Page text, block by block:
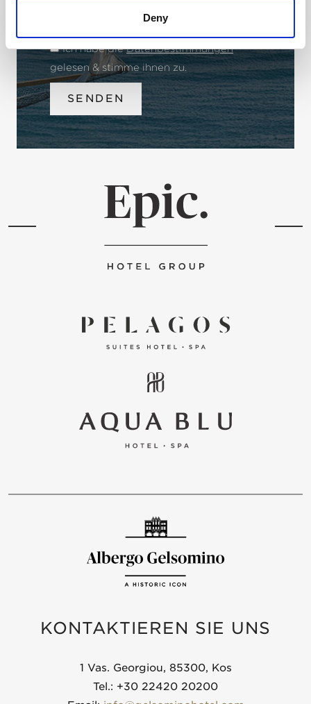
Deny
Ich habe dieDatenbestimmungen
gelesen & stimme ihnen zu.
SENDEN
KONTAKTIEREN SIE UNS
1 Vas. Georgiou, 85300, Kos
Tel.: +30 22420 20200